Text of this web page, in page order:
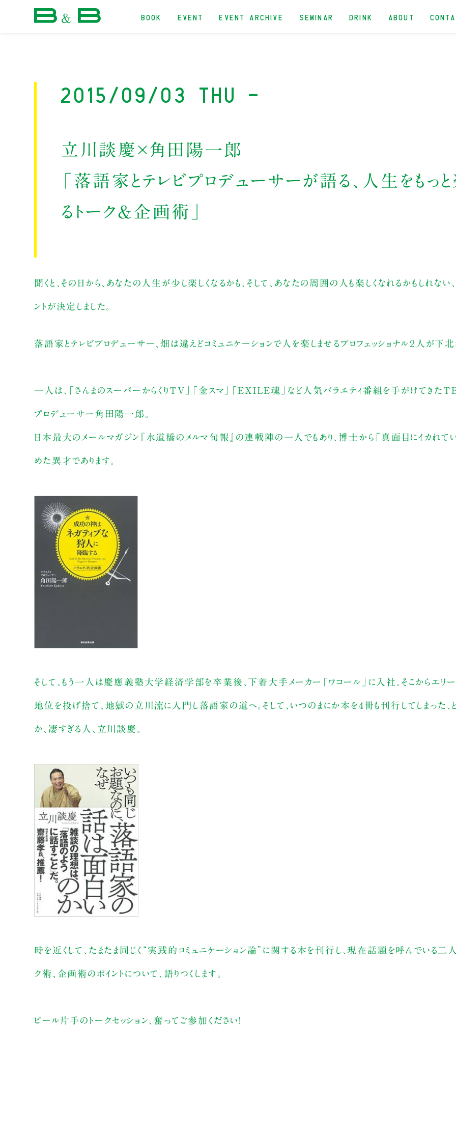
BOOK EVENT EVENT ARCHIVE SEMINAR DRINK ABOUT
2015/09/03 Thu -
立川談慶×角田陽一郎
「落語家とテレビプロデューサーが語る、人生をもっと
るトーク&企画術」
聞くと、その日から、あなたの人生が少し楽しくなるかも、そして、あなたの周囲の人も楽しくなれるかもしれない
ントが決定しました。
落語家とテレビプロデューサー、畑は違えどコミュニケーションで人を楽しませるプロフェッショナル２人が下
一人は、「さんまのスーパーからくりTV」「金スマ」「ＥＸＩＬＥ魂」など人気バラエティ番組を手がけてきた
プロデューサー角田陽一郎。
日本最大のメールマガジン『水道橋のメルマ旬報』の連載陣の一人でもあり、博士から「真面目にイカれて
めた異才であります。
そして、もう一人は慶應義塾大学経済学部を卒業後、下着大手メーカー「ワコール」に入社。そこからエリー
地位を投げ捨て、地獄の立川流に入門し落語家の道へ。そして、いつのまにか本を4冊も刊行してしまった、
か、凄すぎる人、立川談慶。
時を近くして、たまたま同じく“実践的コミュニケーション論”に関する本を刊行し、現在話題を呼んでいる二人
ク術、企画術のポイントについて、語りつくします。
ビール片手のトークセッション、奮ってご参加ください！